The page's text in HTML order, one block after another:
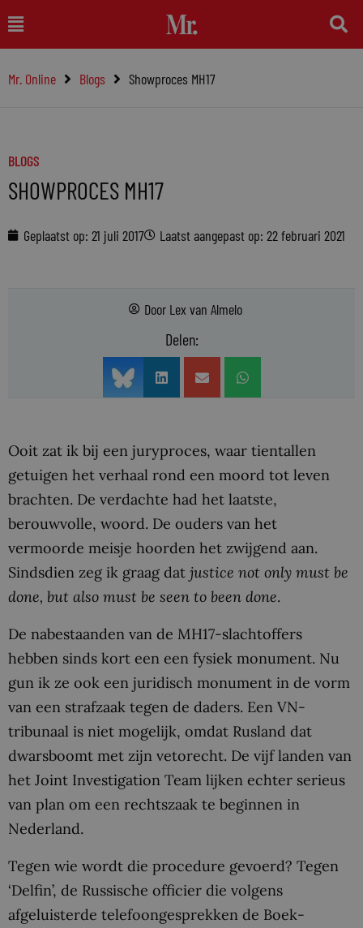
naar
inhoud
Main
Menu
Mr. Online Blogs Showproces MH17
BLOGS
SHOWPROCES MH17
Geplaatst op: 21 juli 2017 Laatst aangepast op: 22 februari 2021
Door Lex van Almelo
Delen:
Ooit zat ik bij een juryproces, waar tientallen
getuigen het verhaal rond een moord tot leven
brachten. De verdachte had het laatste,
berouwvolle, woord. De ouders van het
vermoorde meisje hoorden het zwijgend aan.
Sindsdien zeg ik graag dat justice not only must be
done, but also must be seen to been done.
De nabestaanden van de MH17-slachtoffers
hebben sinds kort een een fysiek monument. Nu
gun ik ze ook een juridisch monument in de vorm
van een strafzaak tegen de daders. Een VN-
tribunaal is niet mogelijk, omdat Rusland dat
dwarsboomt met zijn vetorecht. De vijf landen van
het Joint Investigation Team lijken echter serieus
van plan om een rechtszaak te beginnen in
Nederland.
Tegen wie wordt die procedure gevoerd? Tegen
‘Delfin’, de Russische officier die volgens
afgeluisterde telefoongesprekken de Boek-